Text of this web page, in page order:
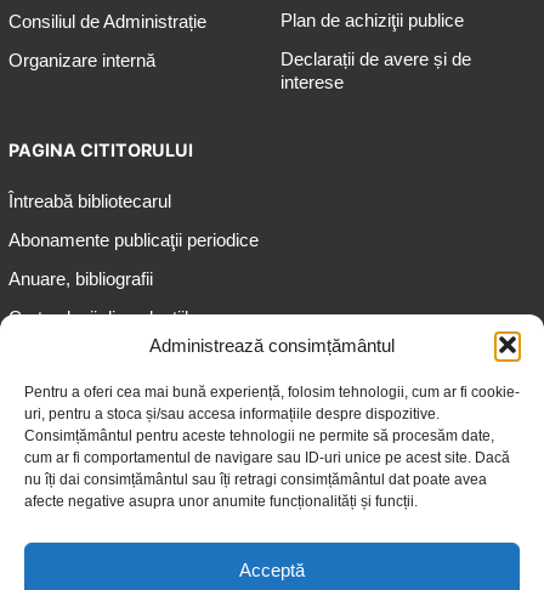
Administrează consimțământul
Pentru a oferi cea mai bună experiență, folosim tehnologii, cum ar fi cookie-
uri, pentru a stoca și/sau accesa informațiile despre dispozitive.
Consimțământul pentru aceste tehnologii ne permite să procesăm date,
cum ar fi comportamentul de navigare sau ID-uri unice pe acest site. Dacă
nu îți dai consimțământul sau îți retragi consimțământul dat poate avea
afecte negative asupra unor anumite funcționalități și funcții.
Acceptă
Consiliul de Administrație
Organizare internă
Plan de achiziţii publice
Declarații de avere și de
interese
PAGINA CITITORULUI
Întreabă bibliotecarul
Abonamente publicaţii periodice
Anuare, bibliografii
Cartea lunii din colecțiile
Informații pentru adolescenți
Informații pentru adulți
Informații pentru seniori